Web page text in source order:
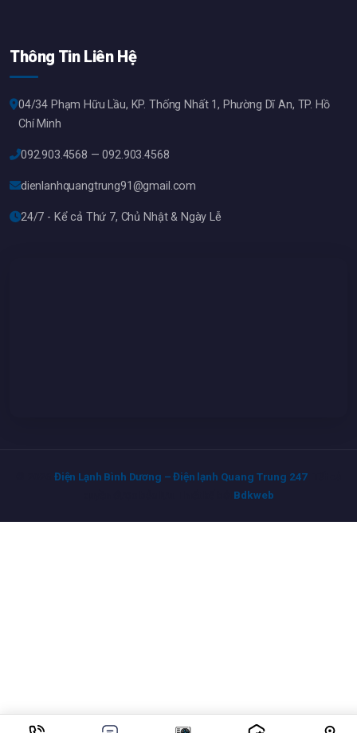
Thông Tin Liên Hệ
04/34 Phạm Hữu Lầu, KP. Thống Nhất 1, Phường Dĩ An, TP. Hồ
Chí Minh
092.903.4568 — 092.903.4568
dienlanhquangtrung91@gmail.com
24/7 - Kể cả Thứ 7, Chủ Nhật & Ngày Lễ
Điện Lạnh Bình Dương – Điện lạnh Quang Trung 247
Bdkweb